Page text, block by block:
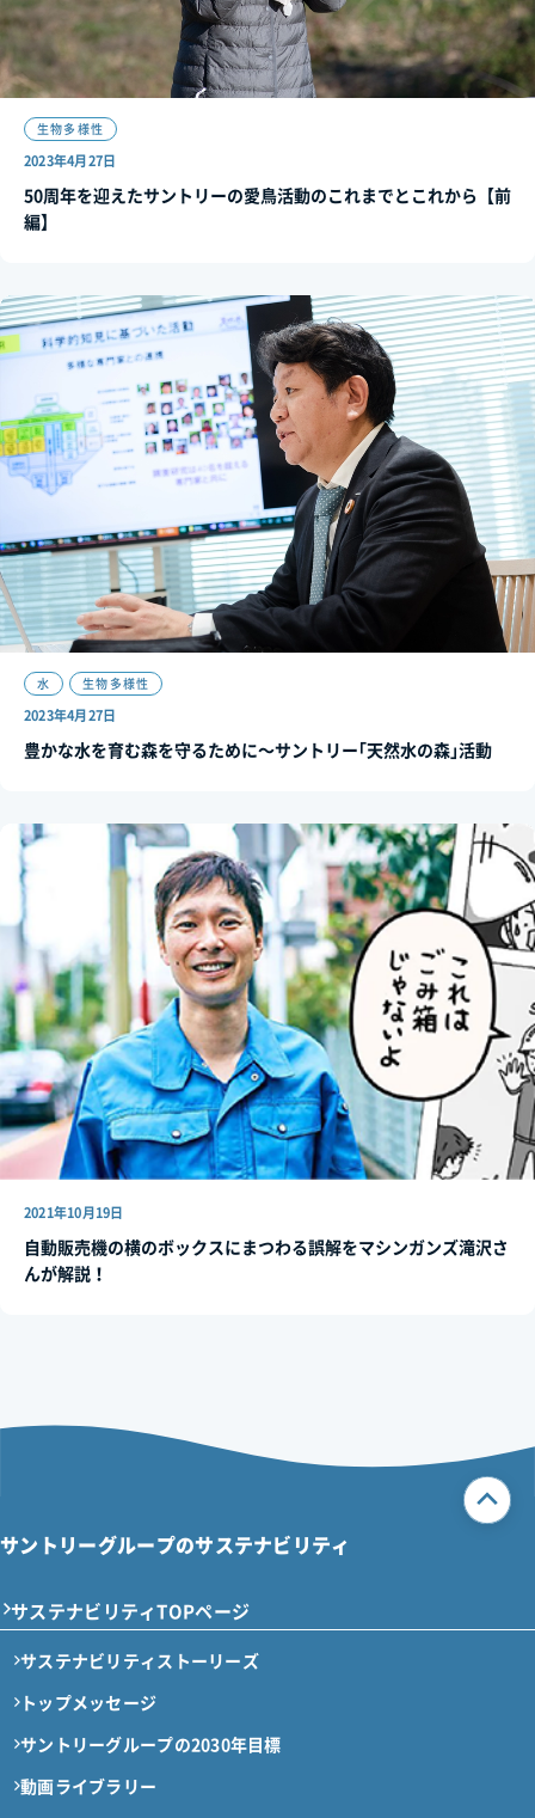
生物多様性
2023年4月27日
50周年を迎えたサントリーの愛鳥活動のこれまでとこれから【前
編】
水 生物多様性
2023年4月27日
豊かな水を育む森を守るために～サントリー｢天然水の森｣活動
2021年10月19日
自動販売機の横のボックスにまつわる誤解をマシンガンズ滝沢さ
んが解説！
サントリーグループのサステナビリティ
サステナビリティTOPページ
サステナビリティストーリーズ
トップメッセージ
サントリーグループの2030年目標
動画ライブラリー